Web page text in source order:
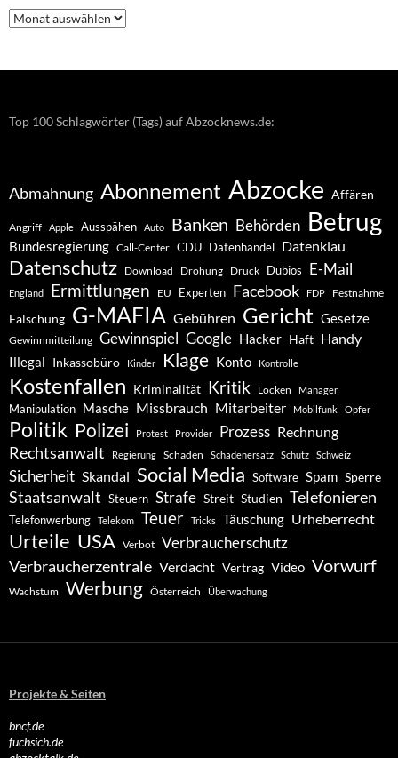
Nachrichten
–
Top 100 Schlagwörter (Tags) auf Abzocknews.de:
Abmahnung Abonnement Abzocke Affären
Angriff Apple Ausspähen Auto Banken Behörden Betrug
Bundesregierung Call-Center CDU Datenhandel Datenklau
Datenschutz Download Drohung Druck Dubios E-Mail
England Ermittlungen EU Experten Facebook FDP Festnahme
Fälschung G-MAFIA Gebühren Gericht Gesetze
Gewinnmitteilung Gewinnspiel Google Hacker Haft Handy
Illegal Inkassobüro Kinder Klage Konto Kontrolle
Kostenfallen Kriminalität Kritik Locken Manager
Manipulation Masche Missbrauch Mitarbeiter Mobilfunk Opfer
Politik Polizei Protest Provider Prozess Rechnung
Rechtsanwalt Regierung Schaden Schadenersatz Schutz Schweiz
Sicherheit Skandal Social Media Software Spam Sperre
Staatsanwalt Steuern Strafe Streit Studien Telefonieren
Telefonwerbung Telekom Teuer Tricks Täuschung Urheberrecht
Urteile USA Verbot Verbraucherschutz
Verbraucherzentrale Verdacht Vertrag Video Vorwurf
Wachstum Werbung Österreich Überwachung
Projekte & Seiten
bncf.de
fuchsich.de